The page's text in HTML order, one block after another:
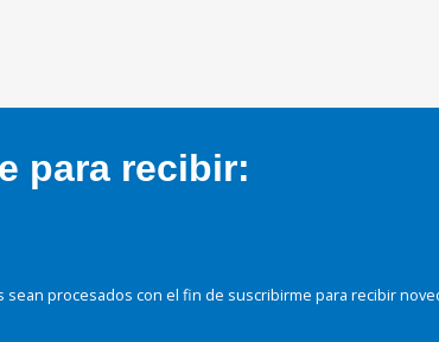
para recibir:
procesados con el fin de suscribirme para recibir